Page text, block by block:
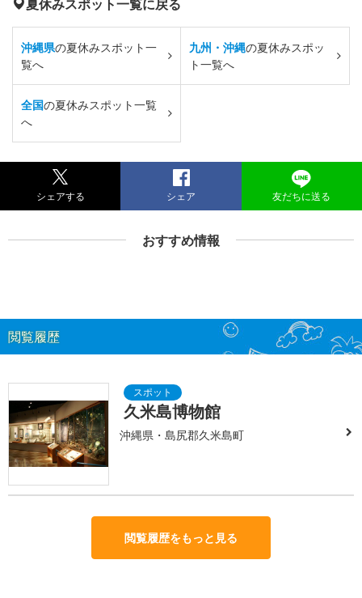
夏休みスポット一覧に戻る
沖縄県の夏休みスポット一
覧へ
九州・沖縄の夏休みスポッ
ト一覧へ
全国の夏休みスポット一覧
へ
シェアする シェア 友だちに送る
おすすめ情報
閲覧履歴
久米島博物館
沖縄県・島尻郡久米島町
閲覧履歴をもっと見る